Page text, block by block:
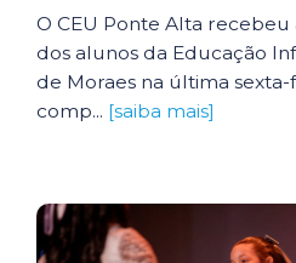
O CEU Ponte Alta recebeu
dos alunos da Educação
de Moraes na última sexta-
comp... [saiba mais]